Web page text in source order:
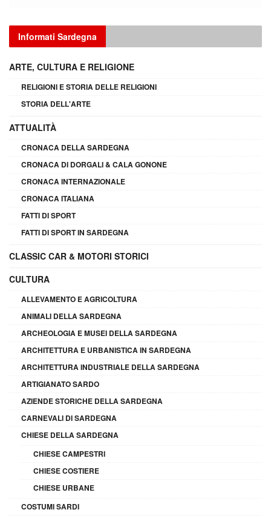
Informati Sardegna
ARTE, CULTURA E RELIGIONE
RELIGIONI E STORIA DELLE RELIGIONI
STORIA DELL'ARTE
ATTUALITÀ
CRONACA DELLA SARDEGNA
CRONACA DI DORGALI & CALA GONONE
CRONACA INTERNAZIONALE
CRONACA ITALIANA
FATTI DI SPORT
FATTI DI SPORT IN SARDEGNA
CLASSIC CAR & MOTORI STORICI
CULTURA
ALLEVAMENTO E AGRICOLTURA
ANIMALI DELLA SARDEGNA
ARCHEOLOGIA E MUSEI DELLA SARDEGNA
ARCHITETTURA E URBANISTICA IN SARDEGNA
ARCHITETTURA INDUSTRIALE DELLA SARDEGNA
ARTIGIANATO SARDO
AZIENDE STORICHE DELLA SARDEGNA
CARNEVALI DI SARDEGNA
CHIESE DELLA SARDEGNA
CHIESE CAMPESTRI
CHIESE COSTIERE
CHIESE URBANE
COSTUMI SARDI